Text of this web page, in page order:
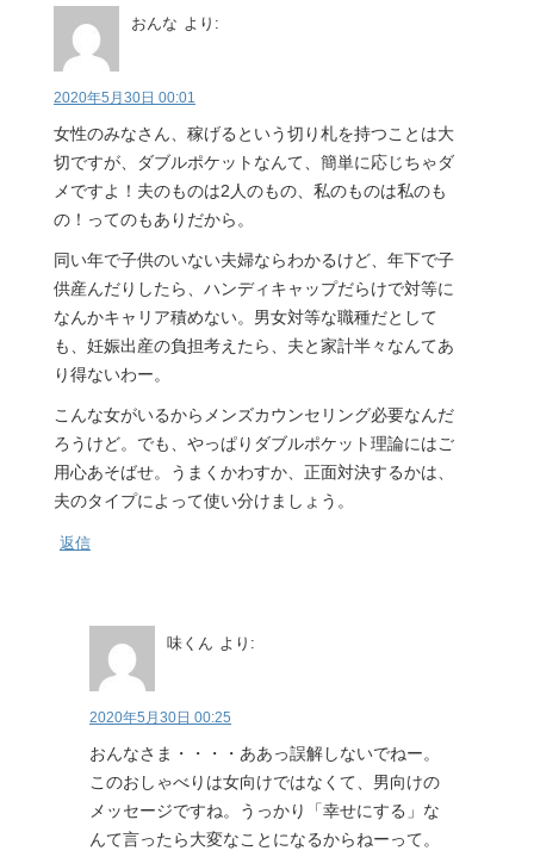
おんな より:
2020年5月30日 00:01
女性のみなさん、稼げるという切り札を持つことは大
切ですが、ダブルポケットなんて、簡単に応じちゃダ
メですよ！夫のものは2人のもの、私のものは私のも
の！ってのもありだから。
同い年で子供のいない夫婦ならわかるけど、年下で子
供産んだりしたら、ハンディキャップだらけで対等に
なんかキャリア積めない。男女対等な職種だとして
も、妊娠出産の負担考えたら、夫と家計半々なんてあ
り得ないわー。
こんな女がいるからメンズカウンセリング必要なんだ
ろうけど。でも、やっぱりダブルポケット理論にはご
用心あそばせ。うまくかわすか、正面対決するかは、
夫のタイプによって使い分けましょう。
返信
味くん より:
2020年5月30日 00:25
おんなさま・・・・ああっ誤解しないでねー。
このおしゃべりは女向けではなくて、男向けの
メッセージですね。うっかり「幸せにする」な
んて言ったら大変なことになるからねーって。